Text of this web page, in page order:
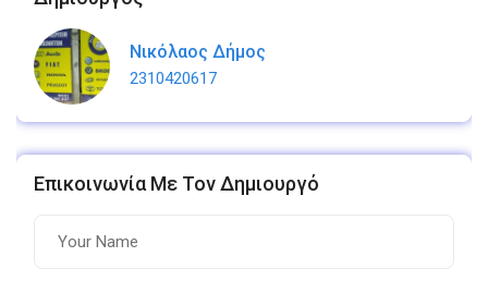
Νικόλαος Δήμος
2310420617
Επικοινωνία Με Τον Δημιουργό